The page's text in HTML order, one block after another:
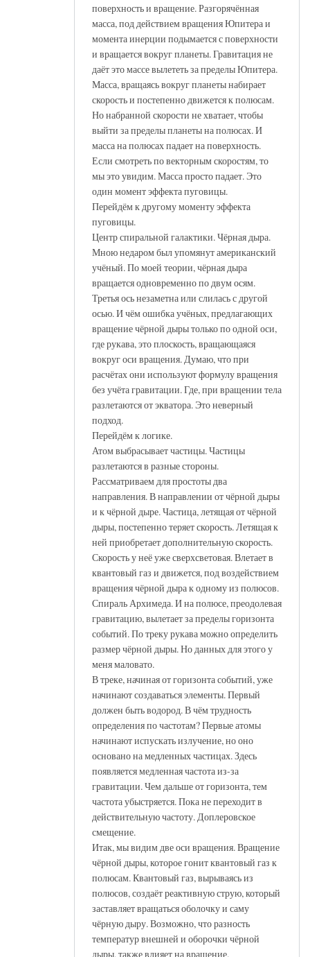
поверхность и вращение. Разгорячённая
масса, под действием вращения Юпитера и
момента инерции подымается с поверхности
и вращается вокруг планеты. Гравитация не
даёт это массе вылететь за пределы Юпитера.
Масса, вращаясь вокруг планеты набирает
скорость и постепенно движется к полюсам.
Но набранной скорости не хватает, чтобы
выйти за пределы планеты на полюсах. И
масса на полюсах падает на поверхность.
Если смотреть по векторным скоростям, то
мы это увидим. Масса просто падает. Это
один момент эффекта пуговицы.
Перейдём к другому моменту эффекта
пуговицы.
Центр спиральной галактики. Чёрная дыра.
Мною недаром был упомянут американский
учёный. По моей теории, чёрная дыра
вращается одновременно по двум осям.
Третья ось незаметна или слилась с другой
осью. И чём ошибка учёных, предлагающих
вращение чёрной дыры только по одной оси,
где рукава, это плоскость, вращающаяся
вокруг оси вращения. Думаю, что при
расчётах они используют формулу вращения
без учёта гравитации. Где, при вращении тела
разлетаются от экватора. Это неверный
подход.
Перейдём к логике.
Атом выбрасывает частицы. Частицы
разлетаются в разные стороны.
Рассматриваем для простоты два
направления. В направлении от чёрной дыры
и к чёрной дыре. Частица, летящая от чёрной
дыры, постепенно теряет скорость. Летящая к
ней приобретает дополнительную скорость.
Скорость у неё уже сверхсветовая. Влетает в
квантовый газ и движется, под воздействием
вращения чёрной дыра к одному из полюсов.
Спираль Архимеда. И на полюсе, преодолевая
гравитацию, вылетает за пределы горизонта
событий. По треку рукава можно определить
размер чёрной дыры. Но данных для этого у
меня маловато.
В треке, начиная от горизонта событий, уже
начинают создаваться элементы. Первый
должен быть водород. В чём трудность
определения по частотам? Первые атомы
начинают испускать излучение, но оно
основано на медленных частицах. Здесь
появляется медленная частота из-за
гравитации. Чем дальше от горизонта, тем
частота убыстряется. Пока не переходит в
действительную частоту. Доплеровское
смещение.
Итак, мы видим две оси вращения. Вращение
чёрной дыры, которое гонит квантовый газ к
полюсам. Квантовый газ, вырываясь из
полюсов, создаёт реактивную струю, который
заставляет вращаться оболочку и саму
чёрную дыру. Возможно, что разность
температур внешней и оборочки чёрной
дыры, также влияет на вращение.